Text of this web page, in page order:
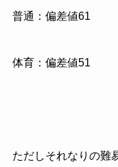
普通：偏差値61
体育：偏差値51
ただしそれなりの難